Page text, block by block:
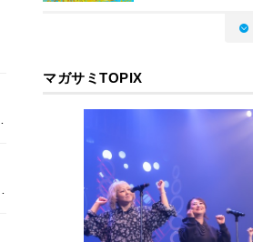
マガサミTOPIX